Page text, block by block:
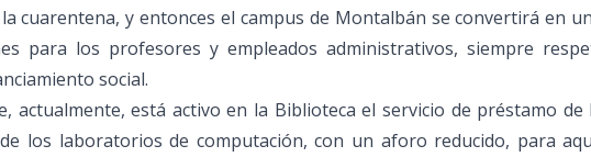
cuarentena, y entonces el campus de Montalbán se convertirá en
para los profesores y empleados administrativos, siempre
social.
actualmente, está activo en la Biblioteca el servicio de préstamo de
los laboratorios de computación, con un aforo reducido, para